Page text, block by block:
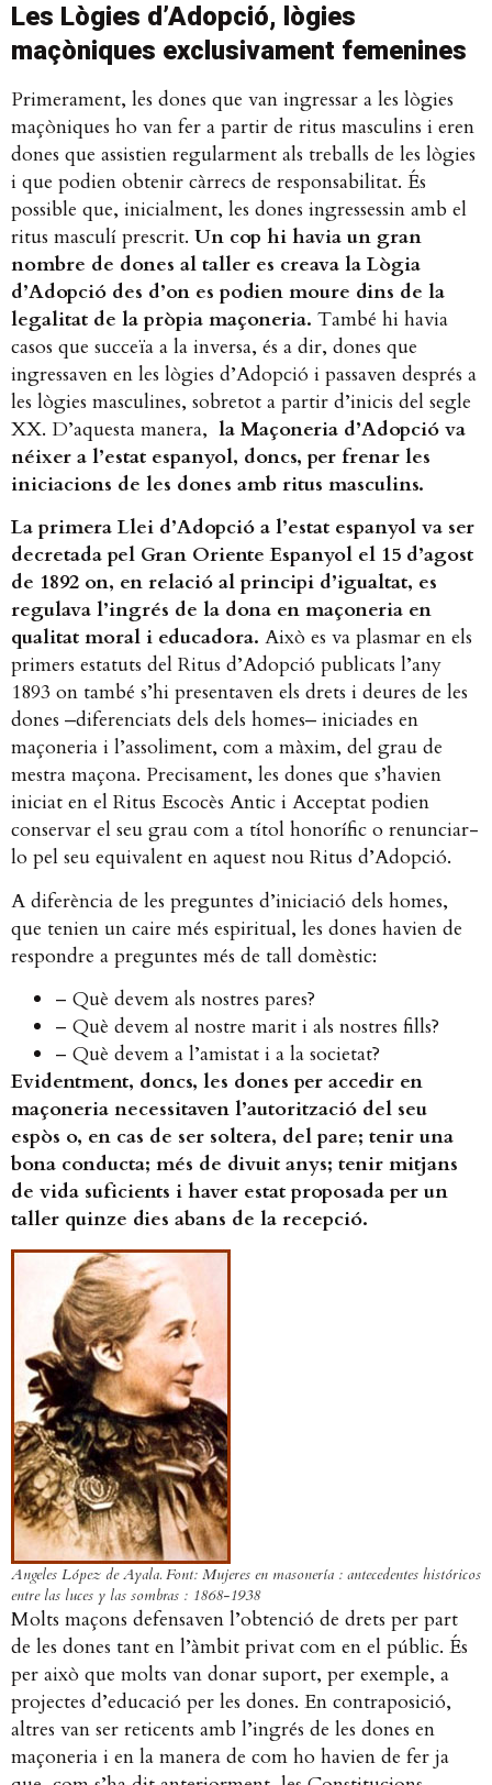
Les Lògies d’Adopció, lògies
maçòniques exclusivament femenines
Primerament, les dones que van ingressar a les lògies
maçòniques ho van fer a partir de ritus masculins i eren
dones que assistien regularment als treballs de les lògies
i que podien obtenir càrrecs de responsabilitat. És
possible que, inicialment, les dones ingressessin amb el
ritus masculí prescrit. Un cop hi havia un gran
nombre de dones al taller es creava la Lògia
d’Adopció des d’on es podien moure dins de la
legalitat de la pròpia maçoneria. També hi havia
casos que succeïa a la inversa, és a dir, dones que
ingressaven en les lògies d’Adopció i passaven després a
les lògies masculines, sobretot a partir d’inicis del segle
XX. D’aquesta manera, la Maçoneria d’Adopció va
néixer a l’estat espanyol, doncs, per frenar les
iniciacions de les dones amb ritus masculins.
La primera Llei d’Adopció a l’estat espanyol va ser
decretada pel Gran Oriente Espanyol el 15 d’agost
de 1892 on, en relació al principi d’igualtat, es
regulava l’ingrés de la dona en maçoneria en
qualitat moral i educadora. Això es va plasmar en els
primers estatuts del Ritus d’Adopció publicats l’any
1893 on també s’hi presentaven els drets i deures de les
dones ‒diferenciats dels dels homes‒ iniciades en
maçoneria i l’assoliment, com a màxim, del grau de
mestra maçona. Precisament, les dones que s’havien
iniciat en el Ritus Escocès Antic i Acceptat podien
conservar el seu grau com a títol honorífic o renunciar-
lo pel seu equivalent en aquest nou Ritus d’Adopció.
A diferència de les preguntes d’iniciació dels homes,
que tenien un caire més espiritual, les dones havien de
respondre a preguntes més de tall domèstic:
– Què devem als nostres pares?
– Què devem al nostre marit i als nostres fills?
– Què devem a l’amistat i a la societat?
Evidentment, doncs, les dones per accedir en
maçoneria necessitaven l’autorització del seu
espòs o, en cas de ser soltera, del pare; tenir una
bona conducta; més de divuit anys; tenir mitjans
de vida suficients i haver estat proposada per un
taller quinze dies abans de la recepció.
Angeles López de Ayala. Font: Mujeres en masonería : antecedentes históricos
entre las luces y las sombras : 1868-1938
Molts maçons defensaven l’obtenció de drets per part
de les dones tant en l’àmbit privat com en el públic. És
per això que molts van donar suport, per exemple, a
projectes d’educació per les dones. En contraposició,
altres van ser reticents amb l’ingrés de les dones en
maçoneria i en la manera de com ho havien de fer ja